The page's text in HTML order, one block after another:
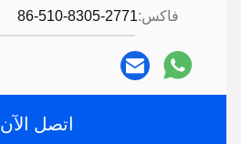
فاكس:86-510-8305-2771
اتصل الآن